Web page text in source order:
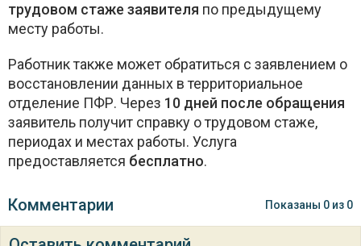
трудовом стаже заявителя по предыдущему
месту работы.
Работник также может обратиться с заявлением о
восстановлении данных в территориальное
отделение ПФР. Через 10 дней после обращения
заявитель получит справку о трудовом стаже,
периодах и местах работы. Услуга
предоставляется бесплатно.
Комментарии Показаны 0 из 0